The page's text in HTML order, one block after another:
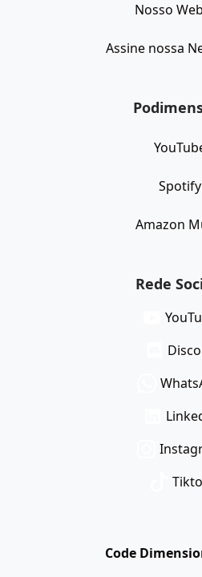
Nosso
Assine nossa
Spotify
Amazon
Rede
Code